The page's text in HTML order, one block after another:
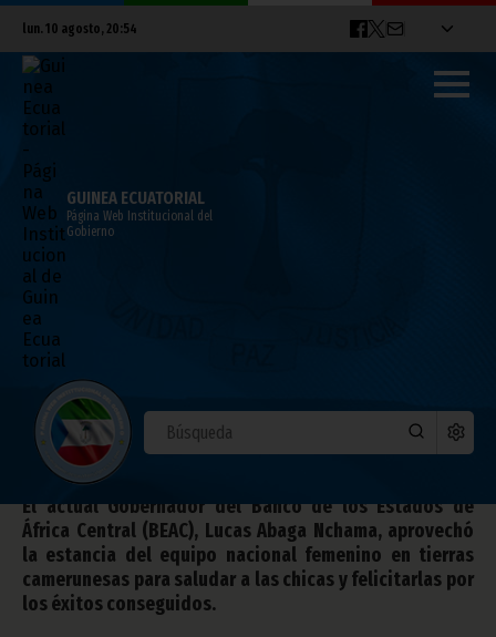
lun. 10 agosto, 20:54
GUINEA ECUATORIAL
Página Web Institucional del
Gobierno
Lucas Abaga Nchama visita al Nzalang
femenino
abril 08, 2011
Noticias Deportes
El actual Gobernador del Banco de los Estados de
África Central (BEAC), Lucas Abaga Nchama, aprovechó
la estancia del equipo nacional femenino en tierras
camerunesas para saludar a las chicas y felicitarlas por
los éxitos conseguidos.